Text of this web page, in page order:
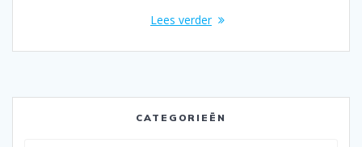
Lees verder
CATEGORIEËN